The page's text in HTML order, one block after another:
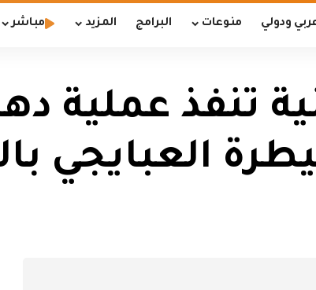
ودولي منوعات البرامج المزيد مباشر
تنفذ عملية
العبايجي